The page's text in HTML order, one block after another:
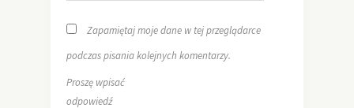
Zapamiętaj moje dane w tej przeglądarce
podczas pisania kolejnych komentarzy.
Proszę wpisać
odpowiedź